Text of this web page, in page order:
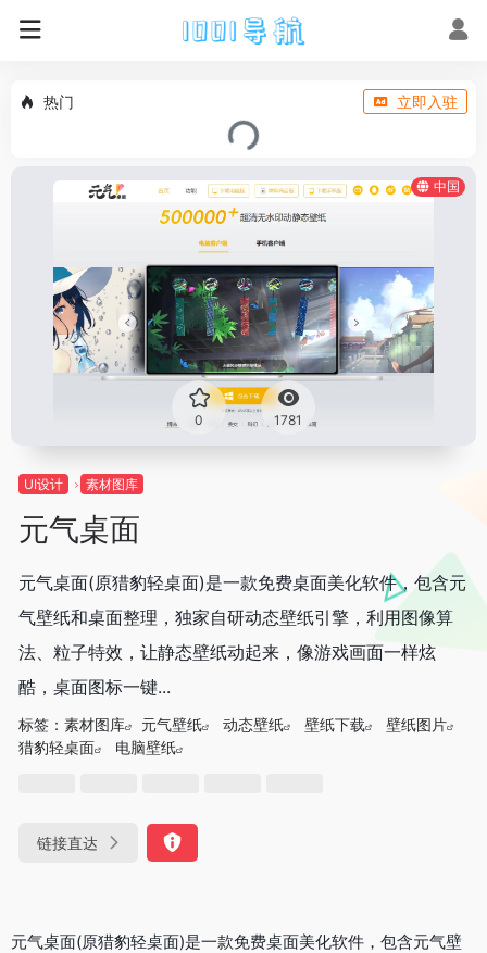
热门 立即入驻
中国
0 1781
UI设计 素材图库
元气桌面
元气桌面(原猎豹轻桌面)是一款免费桌面美化软件，包含元
气壁纸和桌面整理，独家自研动态壁纸引擎，利用图像算
法、粒子特效，让静态壁纸动起来，像游戏画面一样炫
酷，桌面图标一键...
标签： 素材图库 元气壁纸 动态壁纸 壁纸下载
壁纸图片
猎豹轻桌面
电脑壁纸
链接直达
元气桌面(原猎豹轻桌面)是一款免费桌面美化软件，包含元气壁